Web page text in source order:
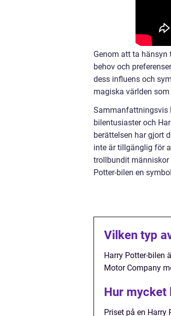
Genom att ta
behov och
dess influens och
magiska världen
Sammanfattningsvis
bilentusiaster och
berättelsen har gjort
inte är tillgänglig för
trollbundit människor
Potter-bilen en
Vilken typ
Harry Potter-bilen
Motor Company
Hur mycket
Priset på en Harry